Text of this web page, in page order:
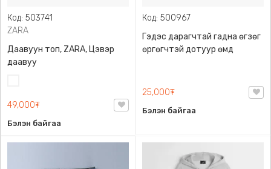
Код: 503741
ZARA
Даавуун топ, ZARA, Цэвэр
даавуу
49,000₮
Бэлэн байгаа
Код: 500967
Гэдэс дарагчтай гадна өгзөг
өргөгчтэй дотуур өмд
25,000₮
Бэлэн байгаа